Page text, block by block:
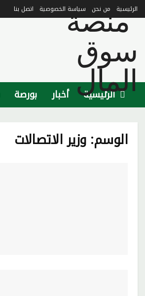
الرئيسية من نحن سياسة الخصوصية اتصل بنا
الرئيسية أخبار بورصة
الوسم:وزير الاتصالات